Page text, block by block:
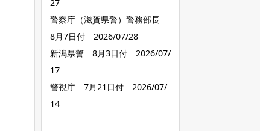
27
警察庁（滋賀県警）警務部長
8月7日付 2026/07/28
新潟県警 8月3日付 2026/07/
17
警視庁 7月21日付 2026/07/
14